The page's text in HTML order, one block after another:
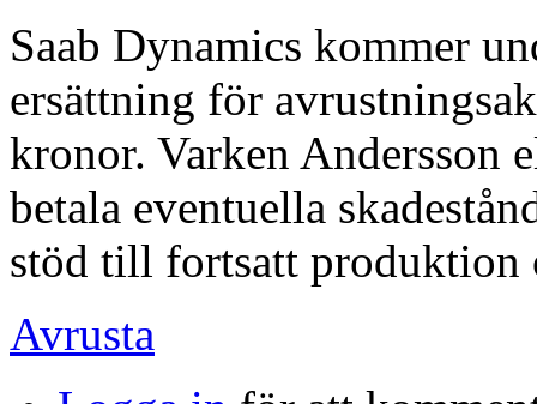
Saab Dynamics kommer
ersättning för
kronor. Varken Andersson
betala eventuella
stöd till fortsatt
Avrusta